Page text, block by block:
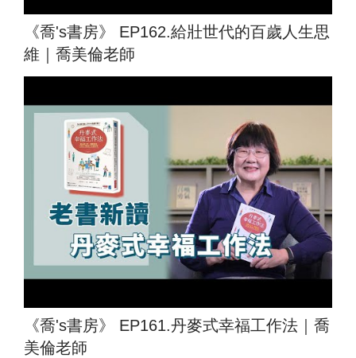
《喬's書房》 EP162.給壯世代的百歲人生思
維｜喬美倫老師
《喬's書房》 EP161.丹麥式幸福工作法｜喬
美倫老師